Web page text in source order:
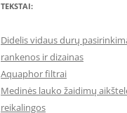
TEKSTAI:
Didelis vidaus durų
rankenos ir dizainas
Aquaphor filtrai
Medinės lauko žaidimų
reikalingos